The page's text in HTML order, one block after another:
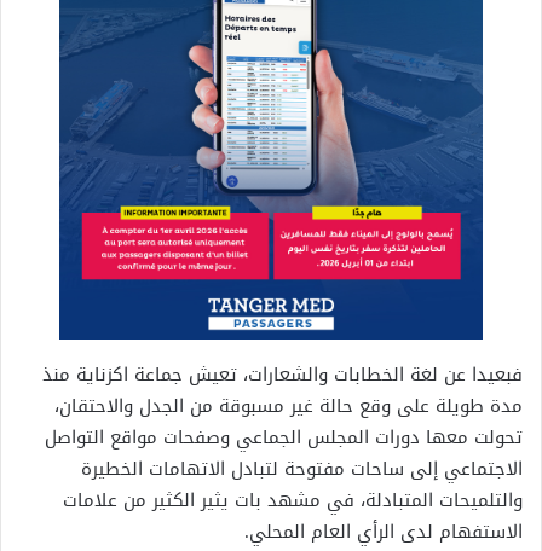
فبعيدا عن لغة الخطابات والشعارات، تعيش جماعة اكزناية منذ
مدة طويلة على وقع حالة غير مسبوقة من الجدل والاحتقان،
تحولت معها دورات المجلس الجماعي وصفحات مواقع التواصل
الاجتماعي إلى ساحات مفتوحة لتبادل الاتهامات الخطيرة
والتلميحات المتبادلة، في مشهد بات يثير الكثير من علامات
الاستفهام لدى الرأي العام المحلي.